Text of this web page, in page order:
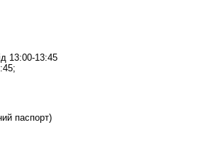
13:00-13:45
паспорт)